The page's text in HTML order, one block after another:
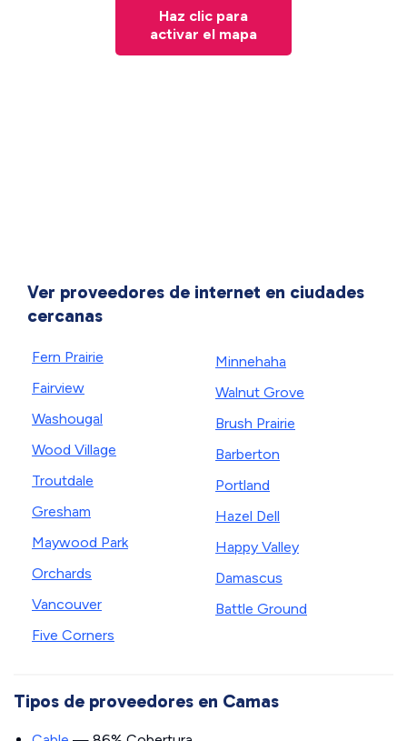
Haz clic para
activar el mapa
Ver proveedores de internet en ciudades
cercanas
Fern Prairie
Fairview
Washougal
Wood Village
Troutdale
Gresham
Maywood Park
Orchards
Vancouver
Five Corners
Minnehaha
Walnut Grove
Brush Prairie
Barberton
Portland
Hazel Dell
Happy Valley
Damascus
Battle Ground
Tipos de proveedores en Camas